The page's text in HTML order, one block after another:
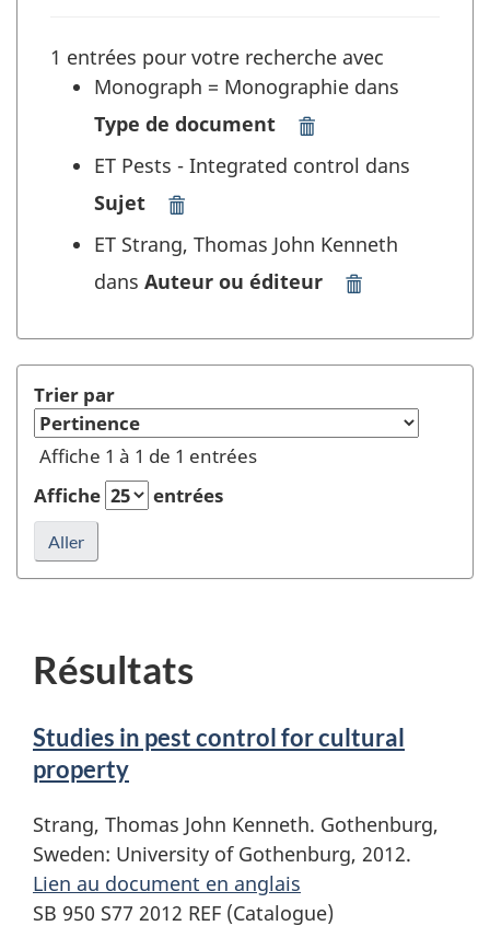
1 entrées pour votre recherche avec
Monograph = Monographie dans
Type de document
=
Type
de
recherche
ET Pests - Integrated control dans
Sujet
-
Integrated
rafraîchir
la
recherche
ET Strang, Thomas John Kenneth
dans Auteur ou éditeur
Thomas
John
dans
Auteur
recherche
Trier par
Affiche 1 à 1 de 1 entrées
Affiche
entrées
Résultats
Studies in pest control for cultural
property
Strang, Thomas John Kenneth. Gothenburg,
Sweden: University of Gothenburg, 2012.
Lien au document en anglais
SB 950 S77 2012 REF (Catalogue)